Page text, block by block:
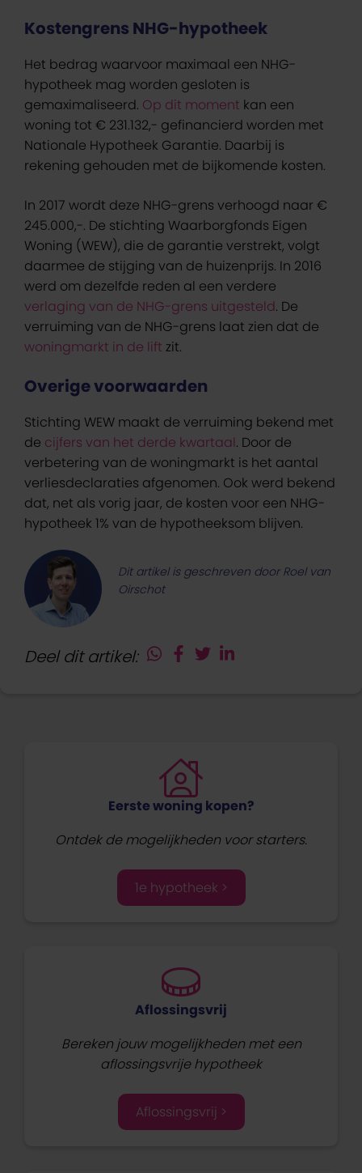
Kostengrens NHG-hypotheek
Het bedrag waarvoor maximaal een NHG-
hypotheek mag worden gesloten is
gemaximaliseerd. Op dit moment kan een
woning tot € 231.132,- gefinancierd worden met
Nationale Hypotheek Garantie. Daarbij is
rekening gehouden met de bijkomende kosten.
In 2017 wordt deze NHG-grens verhoogd naar €
245.000,-. De stichting Waarborgfonds Eigen
Woning (WEW), die de garantie verstrekt, volgt
daarmee de stijging van de huizenprijs. In 2016
werd om dezelfde reden al een verdere
verlaging van de NHG-grens uitgesteld. De
verruiming van de NHG-grens laat zien dat de
woningmarkt in de lift zit.
Overige voorwaarden
Stichting WEW maakt de verruiming bekend met
de cijfers van het derde kwartaal. Door de
verbetering van de woningmarkt is het aantal
verliesdeclaraties afgenomen. Ook werd bekend
dat, net als vorig jaar, de kosten voor een NHG-
hypotheek 1% van de hypotheeksom blijven.
Dit artikel is geschreven door Roel van
Oirschot
Deel dit artikel:
Eerste woning kopen?
Ontdek de mogelijkheden voor starters.
1e hypotheek >
Aflossingsvrij
Bereken jouw mogelijkheden met een
aflossingsvrije hypotheek
Aflossingsvrij >